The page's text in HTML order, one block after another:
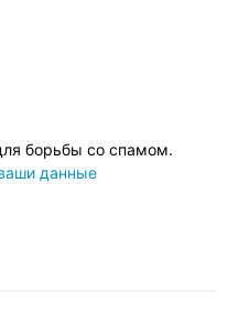
борьбы со спамом.
данные